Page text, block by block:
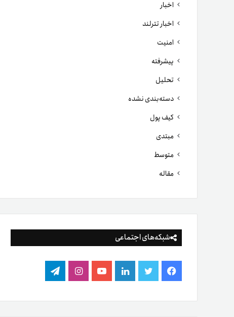
اخبار
اخبار تترلند
امنیت
پیشرفته
تحلیل
دسته‌بندی نشده
کیف پول
مبتدی
متوسط
مقاله
شبکه‌های اجتماعی
فیس
بوک
توییتر لینکدینیوتیوباینستاگرام
تلگرام